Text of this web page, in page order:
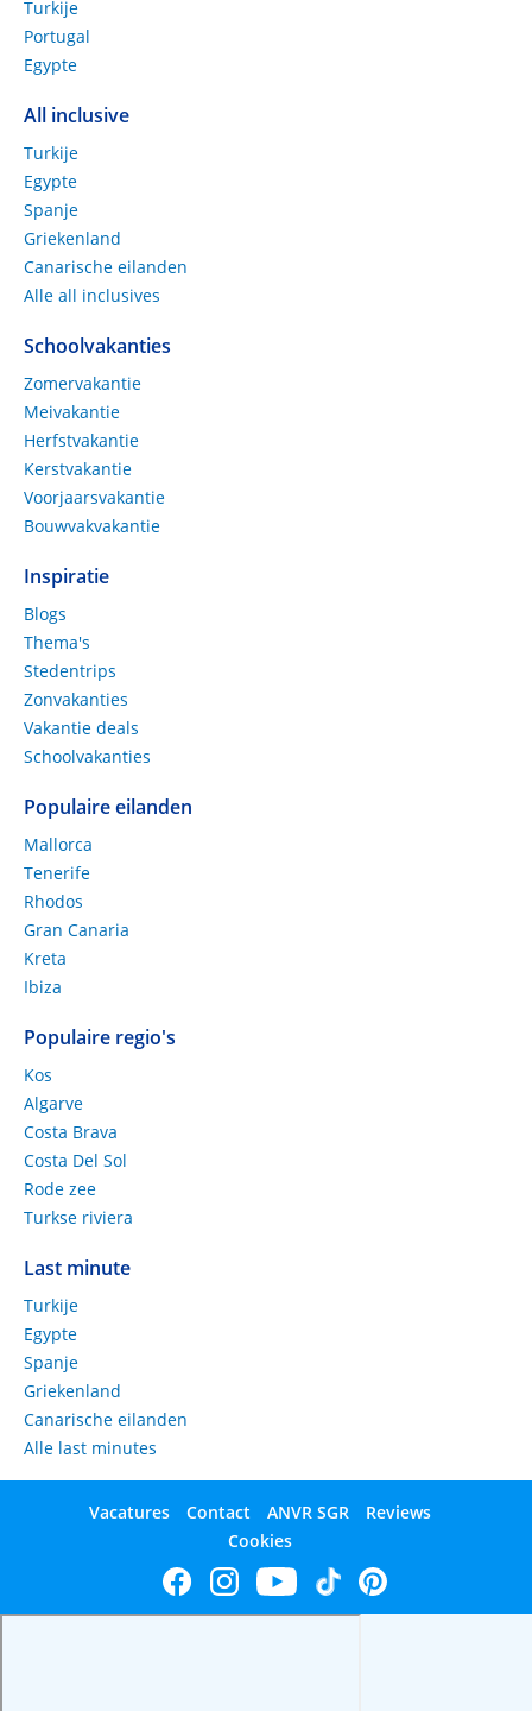
Turkije
Portugal
Egypte
All inclusive
Turkije
Egypte
Spanje
Griekenland
Canarische eilanden
Alle all inclusives
Schoolvakanties
Zomervakantie
Meivakantie
Herfstvakantie
Kerstvakantie
Voorjaarsvakantie
Bouwvakvakantie
Inspiratie
Blogs
Thema's
Stedentrips
Zonvakanties
Vakantie deals
Schoolvakanties
Populaire eilanden
Mallorca
Tenerife
Rhodos
Gran Canaria
Kreta
Ibiza
Populaire regio's
Kos
Algarve
Costa Brava
Costa Del Sol
Rode zee
Turkse riviera
Last minute
Turkije
Egypte
Spanje
Griekenland
Canarische eilanden
Alle last minutes
Vacatures Contact ANVR SGR
Reviews
Cookies